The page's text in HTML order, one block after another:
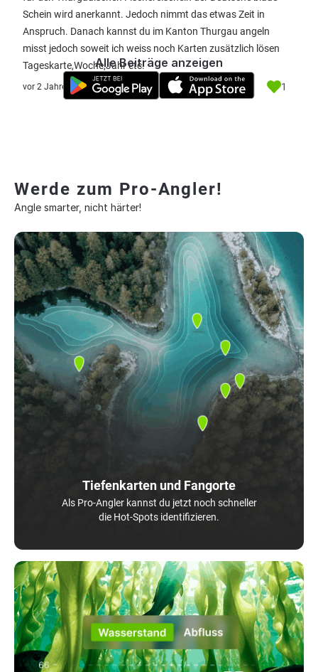
Schein wird anerkannt. Jedoch nimmt das etwas Zeit in
Anspruch. Danach kannst du im Kanton Thurgau angeln
misst jedoch soweit ich weiss noch Karten zusätzlich lösen
Tageskarte,Woche,Jahr etc.
vor 2 Jahre 1
Alle Beiträge anzeigen
Werde zum Pro-Angler!
Angle smarter, nicht härter!
Tiefenkarten und Fangorte
Als Pro-Angler kannst du jetzt noch schneller
die Hot-Spots identifizieren.